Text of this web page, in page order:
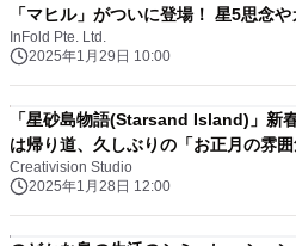
「マヒル」がついに登場！ 星5思念
配布中！
InFold Pte. Ltd.
2025年1月29日 10:00
「星砂島物語(Starsand Island)」
は帰り道、久しぶりの「お正月の雰
Creativision Studio
2025年1月28日 12:00